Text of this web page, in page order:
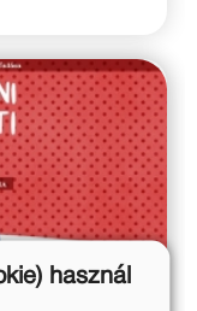
nem kell
– a Móra Kiadó
amelyek játékos
utazásait.
használ